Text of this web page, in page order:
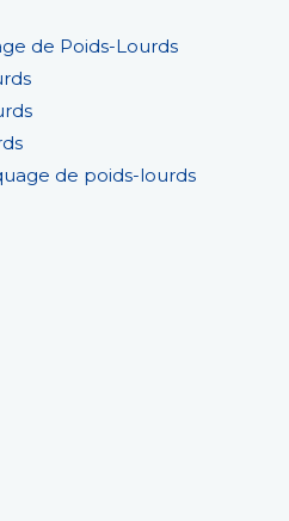
de Poids-Lourds
de poids-lourds